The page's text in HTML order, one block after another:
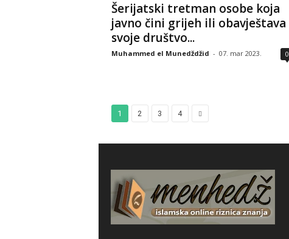
Šerijatski tretman osobe koja
javno čini grijeh ili obavještava
svoje društvo...
Muhammed el Munedždžid - 07. mar 2023. 0
1 2 3 4